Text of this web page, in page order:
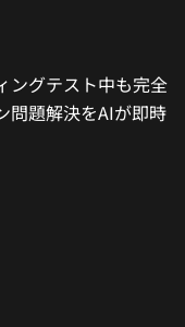
グテスト中も完全
問題解決をAIが即時